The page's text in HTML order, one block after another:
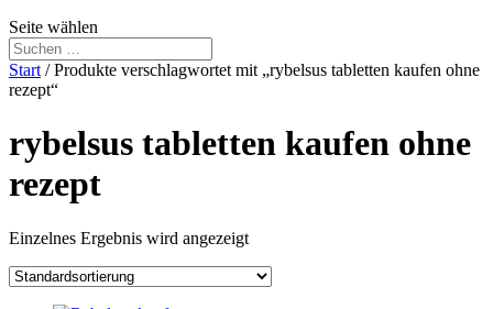
Seite wählen
Start / Produkte verschlagwortet mit „rybelsus tabletten kaufen ohne
rezept“
rybelsus tabletten kaufen ohne
rezept
Einzelnes Ergebnis wird angezeigt